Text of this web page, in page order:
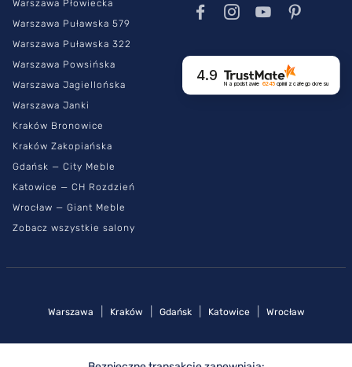
Warszawa Płowiecka
Warszawa Puławska 579
Warszawa Puławska 322
Warszawa Powsińska
Warszawa Jagiellońska
Warszawa Janki
Kraków Bronowice
Kraków Zakopiańska
Gdańsk — City Meble
Katowice — CH Rozdzień
Wrocław — Giant Meble
Zobacz wszystkie salony
4.9
Na podstawie 6245opinii z całego okresu
Warszawa Kraków Gdańsk Katowice Wrocław